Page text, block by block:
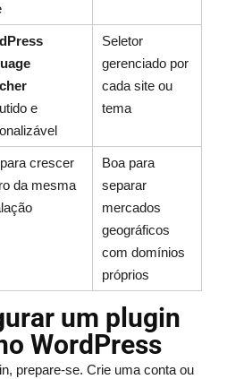
e
Seletor
gerenciado por
cada site ou
tema
crescer
da mesma
Boa para
separar
mercados
geográficos
com domínios
próprios
um plugin
WordPress
prepare-se. Crie uma conta ou